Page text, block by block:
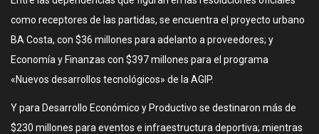
como receptores de las partidas, se encuentra el proyecto urbano
BA Costa, con $36 millones para adelanto a proveedores; y
Economía y Finanzas con $397 millones para el programa
«Nuevos desarrollos tecnológicos» de la AGIP.
Y para Desarrollo Económico y Productivo se destinaron más de
$230 millones para eventos e infraestructura deportiva; mientras